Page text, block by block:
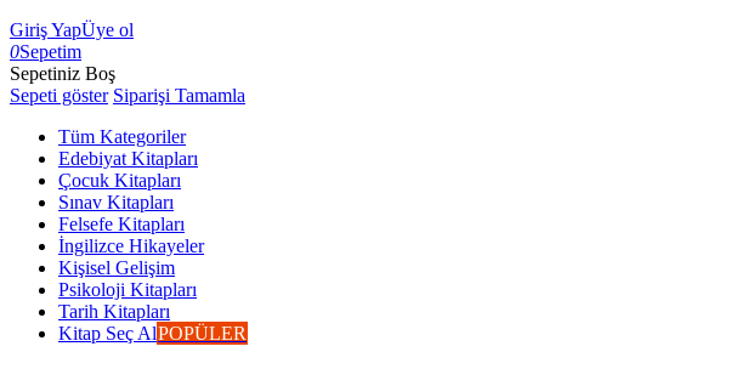
Giriş YapÜye ol
0Sepetim
Sepetiniz Boş
Sepeti göster Siparişi Tamamla
Tüm Kategoriler
Edebiyat Kitapları
Çocuk Kitapları
Sınav Kitapları
Felsefe Kitapları
İngilizce Hikayeler
Kişisel Gelişim
Psikoloji Kitapları
Tarih Kitapları
Kitap Seç AlPOPÜLER